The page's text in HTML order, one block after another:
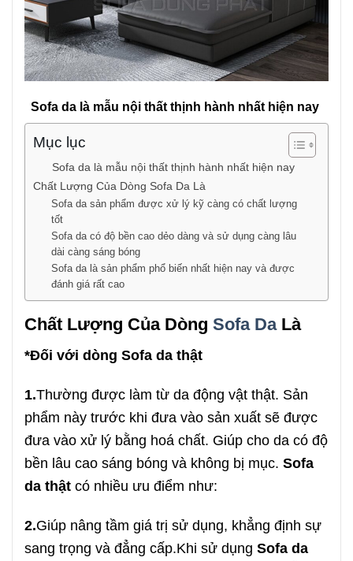
Sofa da là mẫu nội thất thịnh hành nhất hiện nay
Mục lục
Sofa da là mẫu nội thất thịnh hành nhất hiện nay
Chất Lượng Của Dòng Sofa Da Là
Sofa da sản phẩm được xử lý kỹ càng có chất lượng
tốt
Sofa da có độ bền cao dẻo dàng và sử dụng càng lâu
dài càng sáng bóng
Sofa da là sản phẩm phổ biến nhất hiện nay và được
đánh giá rất cao
Chất Lượng Của Dòng Sofa DaLà
*Đối với dòng Sofa da thật
1.Thường được làm từ da động vật thật. Sản
phẩm này trước khi đưa vào sản xuất sẽ được
đưa vào xử lý bằng hoá chất. Giúp cho da có độ
bền lâu cao sáng bóng và không bị mục. Sofa
da thật có nhiều ưu điểm như:
2.Giúp nâng tầm giá trị sử dụng, khẳng định sự
sang trọng và đẳng cấp.Khi sử dụng Sofa da